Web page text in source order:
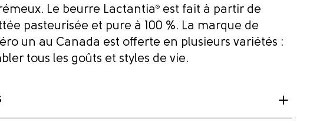
Le beurre Lactantia® est fait à partir de
pasteurisée et pure à 100 %. La marque de
un au Canada est offerte en plusieurs variétés :
tous les goûts et styles de vie.